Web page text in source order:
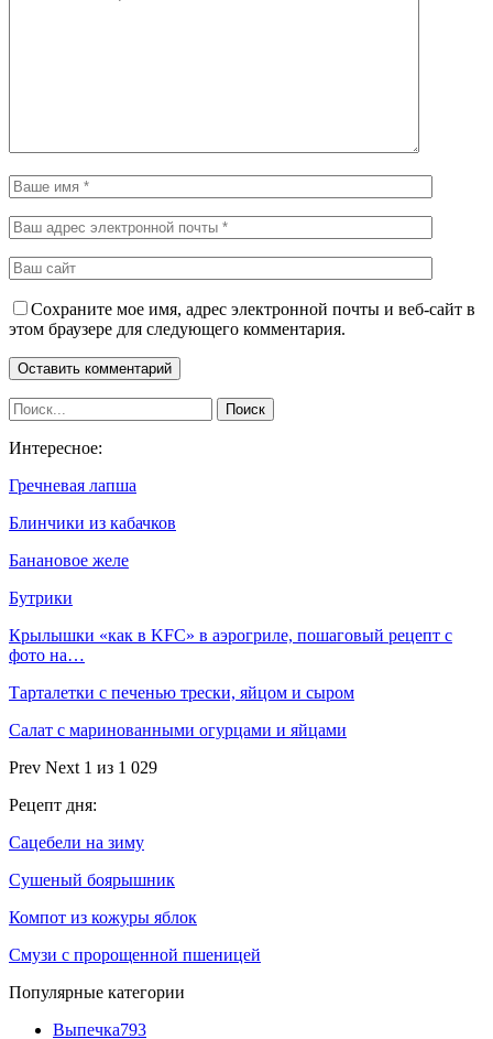
Сохраните мое имя, адрес электронной почты и веб-сайт в
этом браузере для следующего комментария.
Интересное:
Гречневая лапша
Блинчики из кабачков
Банановое желе
Бутрики
Крылышки «как в KFC» в аэрогриле, пошаговый рецепт с
фото на…
Тарталетки с печенью трески, яйцом и сыром
Салат с маринованными огурцами и яйцами
Prev Next 1 из 1 029
Рецепт дня:
Сацебели на зиму
Сушеный боярышник
Компот из кожуры яблок
Смузи с пророщенной пшеницей
Популярные категории
Выпечка793